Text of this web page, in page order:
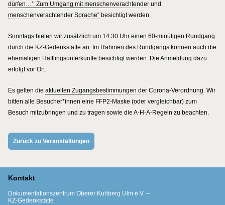
dürfen…‘: Zum Umgang mit menschenverachtender und
menschenverachtender Sprache“besichtigt werden.
Sonntags bieten wir zusätzlich um 14.30 Uhr einen 60-minütigen Rundgang
durch die KZ-Gedenkstätte an. Im Rahmen des Rundgangs können auch die
ehemaligen Häftlingsunterkünfte besichtigt werden. Die Anmeldung dazu
erfolgt vor Ort.
Es gelten die aktuellen Zugangsbestimmungen der Corona-Verordnung. Wir
bitten alle Besucher*innen eine FFP2-Maske (oder vergleichbar) zum
Besuch mitzubringen und zu tragen sowie die A-H-A-Regeln zu beachten.
Zurück zu Veranstaltungen
Kontakt
Dokumentationszentrum Oberer Kuhberg Ulm e.V. –
KZ-Gedenkstätte